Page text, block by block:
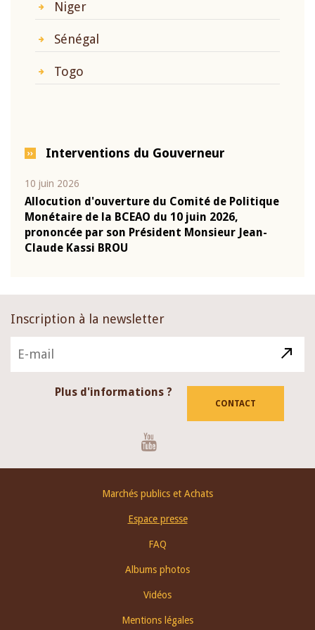
Niger
Sénégal
Togo
Interventions du Gouverneur
10 juin 2026
Allocution d'ouverture du Comité de Politique
Monétaire de la BCEAO du 10 juin 2026,
prononcée par son Président Monsieur Jean-
Claude Kassi BROU
Inscription à la newsletter
Plus d'informations ?
CONTACT
Marchés publics et Achats
Espace presse
FAQ
Albums photos
Vidéos
Mentions légales